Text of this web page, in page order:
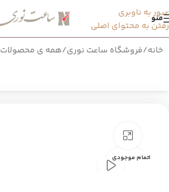
عبور به ناوبری
رفتن به محتوای اصلی
منو
خانه/فروشگاه ساعت نوری/همه ی محصولات
اتمام موجودی